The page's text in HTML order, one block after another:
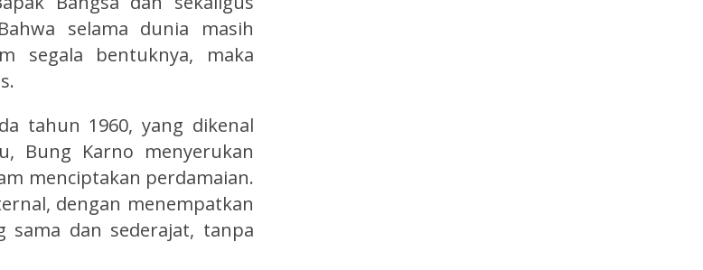
selama dunia masih
segala bentuknya, maka
tahun 1960, yang dikenal
Bung Karno menyerukan
menciptakan perdamaian.
dengan menempatkan
sama dan sederajat, tanpa